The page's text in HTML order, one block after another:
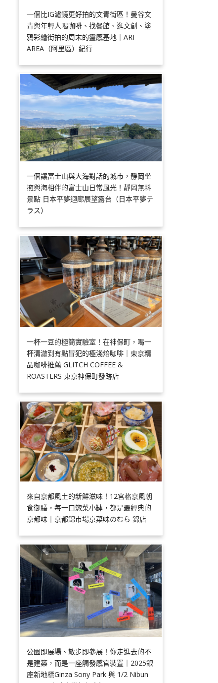
一個比IG濾鏡更好拍的文青街區！曼谷文
青與年輕人喝咖啡、找餐館、逛文創、塗
鴉彩繪街拍的周末的靈感基地｜ARI
AREA（阿里區）紀行
一個讓富士山與大海對話的城市，靜岡坐
擁與海相伴的富士山日常風光！靜岡無料
景點 日本平夢迴廊展望露台（日本平夢テ
ラス）
一杯一豆的極簡實驗室！在神保町，喝一
杯清澈到有點冒犯的極淺焙咖啡｜東京精
品咖啡推薦 GLITCH COFFEE &
ROASTERS 東京神保町發跡店
來自京都風土的新鮮滋味！12宮格京風朝
食御膳，每一口惣菜小缽，都是最經典的
京都味｜京都錦市場京菜味のむら 錦店
公園即展場、散步即參展！你走進去的不
是建築，而是一座觸發感官裝置｜2025銀
座新地標Ginza Sony Park 與 1/2 Nibun